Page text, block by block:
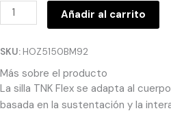
Añadir al carrito
SKU: HOZ5150BM92
Más sobre el producto
La silla TNK Flex se adapta al
basada en la sustentación y la